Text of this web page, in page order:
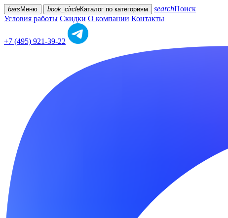
bars Меню book_circleКаталог по категориям searchПоиск
Условия работы Скидки О компании Контакты
+7 (495) 921-39-22